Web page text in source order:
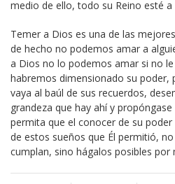
medio de ello, todo su Reino esté a
Temer a Dios es una de las
de hecho no podemos amar a
a Dios no lo podemos amar si no
habremos dimensionado su poder,
vaya al baúl de sus recuerdos,
grandeza que hay ahí y
permita que el conocer de su
de estos sueños que Él permitió,
cumplan, sino hágalos posibles